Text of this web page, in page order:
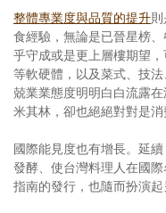
訂閱電子報
整體專業度與品質的提升
食經驗，無論是已晉星榜
乎守成或是更上層樓期望
等軟硬體，以及菜式、技
兢業業態度明明白白流露
米其林，卻也絕絕對對是消
國際能見度也有增長。延續
發酵、使台灣料理人在國
指南的發行，也隨而扮演起